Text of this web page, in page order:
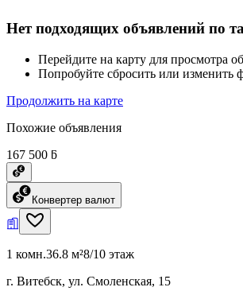
Нет подходящих объявлений по
Перейдите на карту для просмотра
Попробуйте сбросить или изменить
Продолжить на карте
Похожие объявления
167 500 ƃ
Конвертер валют
1 комн.36.8 м²8/10 этаж
г. Витебск, ул. Смоленская, 15